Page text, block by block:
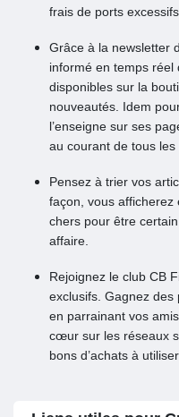
frais de ports
Grâce à la newsletter
informé en temps réel
disponibles sur la
nouveautés. Idem
l’enseigne sur ses
au courant de tous les
Pensez à trier vos
façon, vous afficherez
chers pour être
affaire.
Rejoignez le club CB
exclusifs. Gagnez des
en parrainant vos
cœur sur les réseaux
bons d’achats à